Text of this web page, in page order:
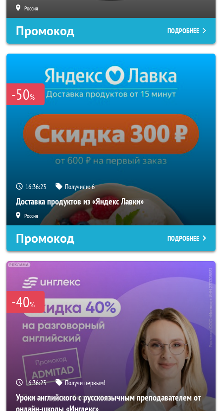
Россия
Промокод ПОДРОБНЕЕ
-50%
16:36:20 Получили:6
Доставка продуктов из «Яндекс Лавки»
Россия
Промокод ПОДРОБНЕЕ
-40%
16:36:20 Получи первым!
Уроки английского с русскоязычным преподавателем от